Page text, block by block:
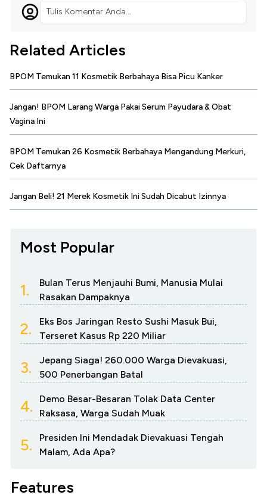
Tulis Komentar Anda...
Related Articles
BPOM Temukan 11 Kosmetik Berbahaya Bisa Picu Kanker
Jangan! BPOM Larang Warga Pakai Serum Payudara & Obat
Vagina Ini
BPOM Temukan 26 Kosmetik Berbahaya Mengandung Merkuri,
Cek Daftarnya
Jangan Beli! 21 Merek Kosmetik Ini Sudah Dicabut Izinnya
Most Popular
1.
Bulan Terus Menjauhi Bumi, Manusia Mulai
Rasakan Dampaknya
2.
Eks Bos Jaringan Resto Sushi Masuk Bui,
Terseret Kasus Rp 220 Miliar
3.
Jepang Siaga! 260.000 Warga Dievakuasi,
500 Penerbangan Batal
4.
Demo Besar-Besaran Tolak Data Center
Raksasa, Warga Sudah Muak
5.
Presiden Ini Mendadak Dievakuasi Tengah
Malam, Ada Apa?
Features